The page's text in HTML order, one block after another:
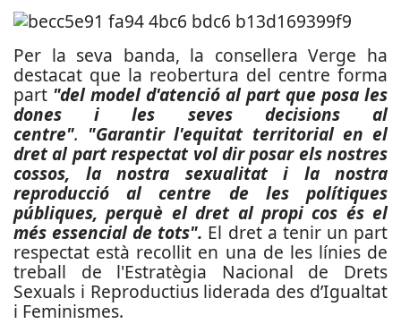
Per la seva banda, la consellera Verge ha
destacat que la reobertura del centre forma
part "del model d'atenció al part que posa les
dones i les seves decisions al
centre". "Garantir l'equitat territorial en el
dret al part respectat vol dir posar els nostres
cossos, la nostra sexualitat i la nostra
reproducció al centre de les polítiques
públiques, perquè el dret al propi cos és el
més essencial de tots". El dret a tenir un part
respectat està recollit en una de les línies de
treball de l'Estratègia Nacional de Drets
Sexuals i Reproductius liderada des d’Igualtat
i Feminismes.